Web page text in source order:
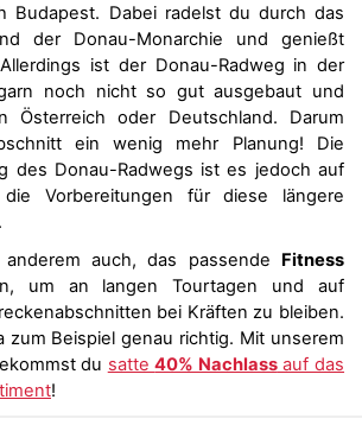
Budapest. Dabei radelst du durch das
der Donau-Monarchie und genießt
ist der Donau-Radweg in der
noch nicht so gut ausgebaut und
Österreich oder Deutschland. Darum
ein wenig mehr Planung! Die
des Donau-Radwegs ist es jedoch auf
Vorbereitungen für diese längere
auch, das passende Fitness
um an langen Tourtagen und auf
bei Kräften zu bleiben.
zum Beispiel genau richtig. Mit unserem
du satte40% Nachlassauf das
!